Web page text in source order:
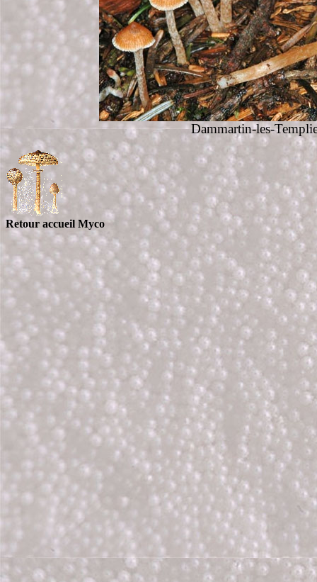
Dammartin-les-
Retour accueil Myco